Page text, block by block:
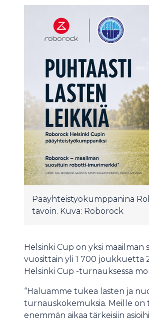
Pääyhteistyökumppanina
tavoin. Kuva: Roborock
Helsinki Cup on yksi
vuosittain yli 1 700 joukkuetta
Helsinki Cup -turnauksessa
“Haluamme tukea lasten ja
turnauskokemuksia. Meille on
enemmän aikaa tärkeisiin